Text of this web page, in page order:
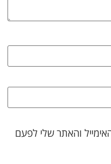
והאתר שלי לפעם